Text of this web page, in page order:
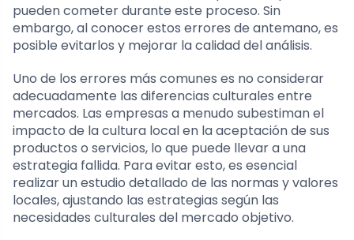
pueden cometer durante este proceso. Sin
embargo, al conocer estos errores de antemano, es
posible evitarlos y mejorar la calidad del análisis.
Uno de los errores más comunes es no considerar
adecuadamente las diferencias culturales entre
mercados. Las empresas a menudo subestiman el
impacto de la cultura local en la aceptación de sus
productos o servicios, lo que puede llevar a una
estrategia fallida. Para evitar esto, es esencial
realizar un estudio detallado de las normas y valores
locales, ajustando las estrategias según las
necesidades culturales del mercado objetivo.